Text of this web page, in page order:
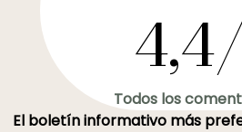
Todos los
El boletín informativo más